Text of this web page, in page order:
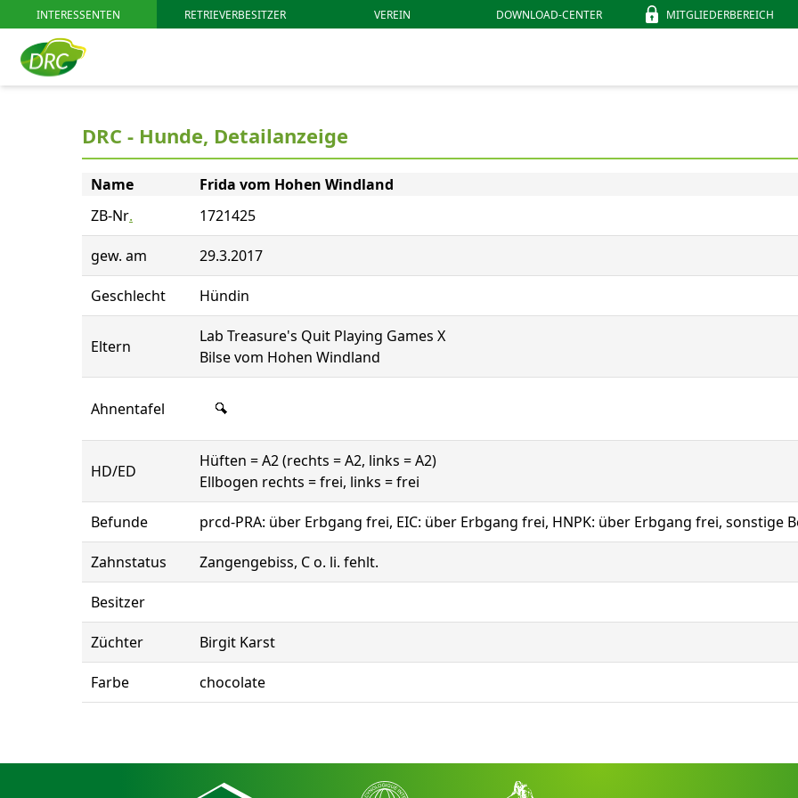
INTERESSENTEN RETRIEVERBESITZER VEREIN DOWNLOAD-CENTER MITGLIEDERBEREICH
DRC - Hunde, Detailanzeige
Name
Frida vom Hohen Windland
ZB-Nr. 1721425
gew. am 29.3.2017
Geschlecht Hündin
Eltern
Lab Treasure's Quit Playing Games X
Bilse vom Hohen Windland
Ahnentafel
HD/ED
Hüften = A2 (rechts = A2, links = A2)
Ellbogen rechts = frei, links = frei
Befunde prcd-PRA: über Erbgang frei, EIC: über Erbgang frei, HNPK: über Erbgang frei, sonstige
Zahnstatus Zangengebiss, C o. li. fehlt.
Besitzer
Züchter Birgit Karst
Farbe chocolate